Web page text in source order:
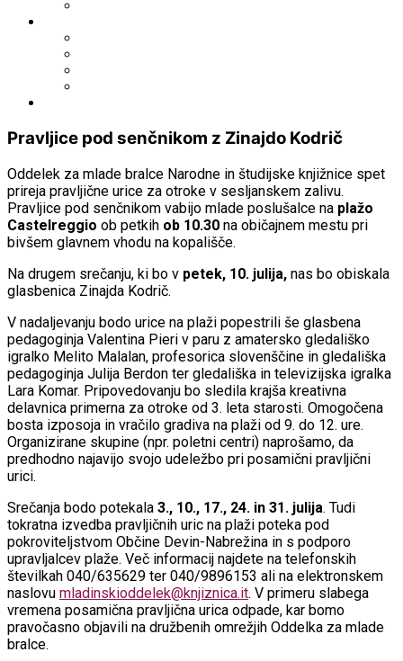
Pravljice pod senčnikom z Zinajdo Kodrič
Oddelek za mlade bralce Narodne in študijske knjižnice spet
prireja pravljične urice za otroke v sesljanskem zalivu.
Pravljice pod senčnikom vabijo mlade poslušalce na plažo
Castelreggio ob petkih ob 10.30 na običajnem mestu pri
bivšem glavnem vhodu na kopališče.
Na drugem srečanju, ki bo v petek, 10. julija, nas bo obiskala
glasbenica Zinajda Kodrič.
V nadaljevanju bodo urice na plaži popestrili še glasbena
pedagoginja Valentina Pieri v paru z amatersko gledališko
igralko Melito Malalan, profesorica slovenščine in gledališka
pedagoginja Julija Berdon ter gledališka in televizijska igralka
Lara Komar. Pripovedovanju bo sledila krajša kreativna
delavnica primerna za otroke od 3. leta starosti. Omogočena
bosta izposoja in vračilo gradiva na plaži od 9. do 12. ure.
Organizirane skupine (npr. poletni centri) naprošamo, da
predhodno najavijo svojo udeležbo pri posamični pravljični
urici.
Srečanja bodo potekala 3., 10., 17., 24. in 31. julija. Tudi
tokratna izvedba pravljičnih uric na plaži poteka pod
pokroviteljstvom Občine Devin-Nabrežina in s podporo
upravljalcev plaže. Več informacij najdete na telefonskih
številkah 040/635629 ter 040/9896153 ali na elektronskem
naslovu mladinskioddelek@knjiznica.it. V primeru slabega
vremena posamična pravljična urica odpade, kar bomo
pravočasno objavili na družbenih omrežjih Oddelka za mlade
bralce.